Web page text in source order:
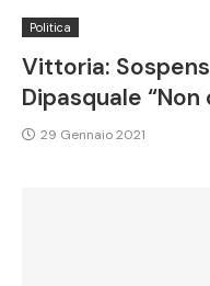
Politica
Vittoria:
Dipasquale “Non
29 Gennaio 2021